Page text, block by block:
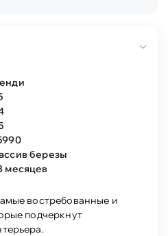
березы
месяцев
востребованные и
подчеркнут